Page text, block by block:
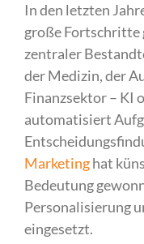
In den letzten
große Fortschritte
zentraler
der Medizin, der
Finanzsektor – KI
automatisiert
Marketinghat
Bedeutung
Personalisierung
eingesetzt.